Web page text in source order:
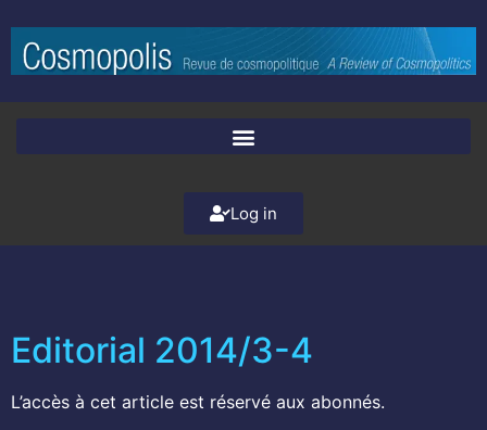
Log in
Editorial 2014/3-4
L’accès à cet article est réservé aux abonnés.